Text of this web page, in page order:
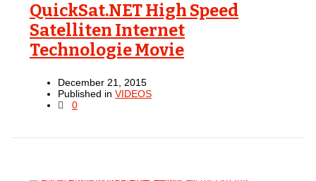
QuickSat.NET High Speed
Satelliten Internet
Technologie Movie
December 21, 2015
Published in VIDEOS
0